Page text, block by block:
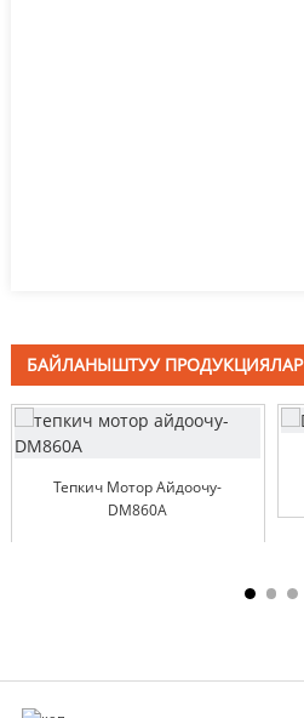
БАЙЛАНЫШТУУ ПРОДУКЦИЯЛАР
Тепкич Мотор Айдоочу-
DM860A